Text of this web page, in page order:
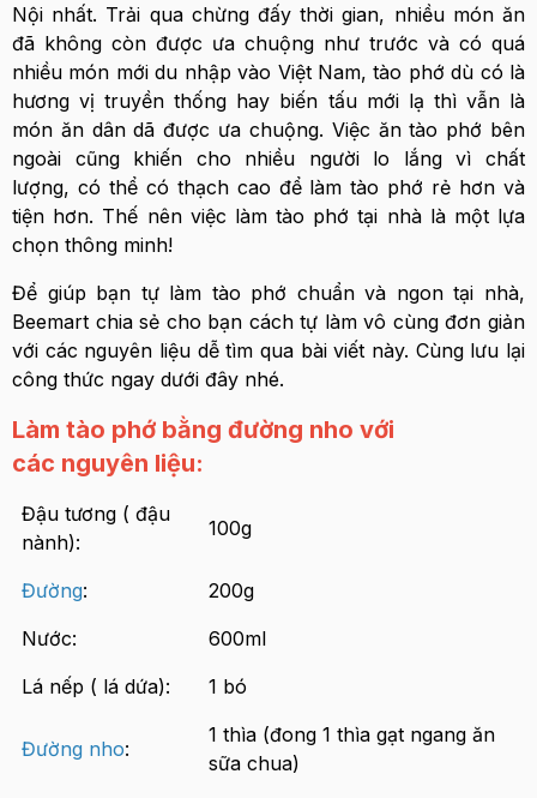
Nội nhất. Trải qua chừng đấy thời gian, nhiều món ăn
đã không còn được ưa chuộng như trước và có quá
nhiều món mới du nhập vào Việt Nam, tào phớ dù có là
hương vị truyền thống hay biến tấu mới lạ thì vẫn là
món ăn dân dã được ưa chuộng. Việc ăn tào phớ bên
ngoài cũng khiến cho nhiều người lo lắng vì chất
lượng, có thể có thạch cao để làm tào phớ rẻ hơn và
tiện hơn. Thế nên việc làm tào phớ tại nhà là một lựa
chọn thông minh!
Để giúp bạn tự làm tào phớ chuẩn và ngon tại nhà,
Beemart chia sẻ cho bạn cách tự làm vô cùng đơn giản
với các nguyên liệu dễ tìm qua bài viết này. Cùng lưu lại
công thức ngay dưới đây nhé.
Làm tào phớ bằng đường nho với
các nguyên liệu:
Đậu tương ( đậu
nành):
100g
Đường:
200g
Nước:
600ml
Lá nếp ( lá dứa):
1 bó
Đường nho:
1 thìa (đong 1 thìa gạt ngang ăn
sữa chua)